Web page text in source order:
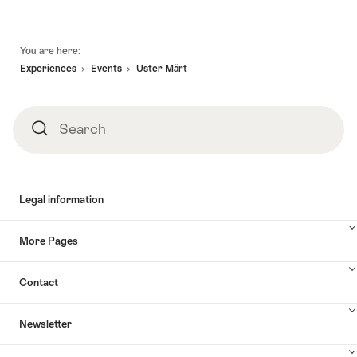
You are here:
Experiences
Events Uster Märt
SearchSearch
Legal information
More Pages
Contact
Newsletter